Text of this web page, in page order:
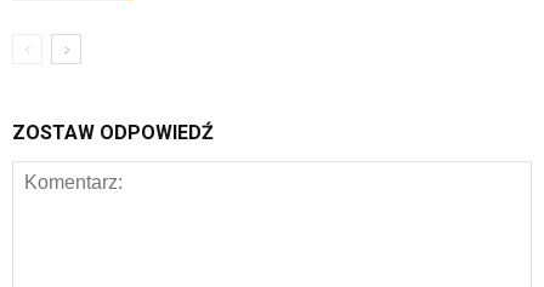
ZOSTAW ODPOWIEDŹ